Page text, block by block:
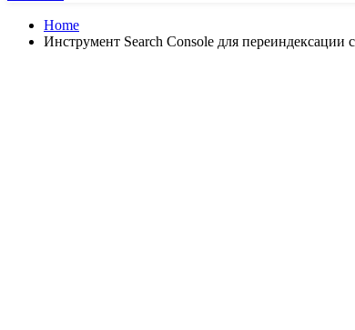
Home
Инструмент Search Console для переиндексации